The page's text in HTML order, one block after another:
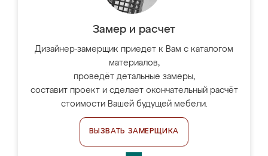
Замер и расчет
Дизайнер-замерщик приедет к Вам с каталогом
материалов,
проведёт детальные замеры,
составит проект и сделает окончательный расчёт
стоимости Вашей будущей мебели.
ВЫЗВАТЬ ЗАМЕРЩИКА